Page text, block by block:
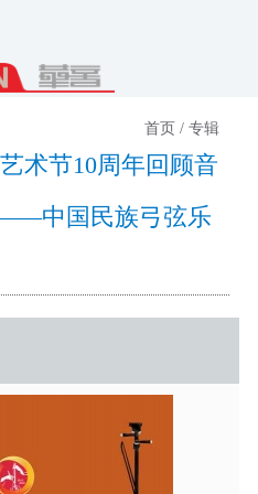
首页 / 专辑
术节10周年回顾音
中国民族弓弦乐